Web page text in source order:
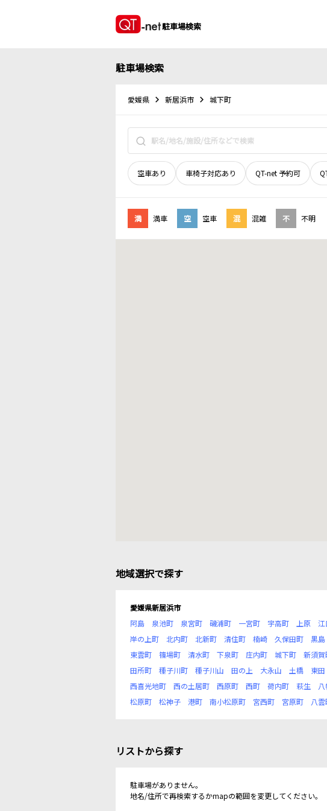
駐車場検索
駐車場検索
愛媛県 新居浜市 城下町
空車あり 車椅子対応あり QT-net 予約可
満 満車 空 空車 混 混雑 不 不明
地域選択で探す
愛媛県新居浜市
阿島
泉池町 泉宮町 磯浦町 一宮町 宇高町 上原 江
岸の上町
北内町 北新町 清住町 楠崎 久保田町 黒島
東雲町
篠場町 清水町 下泉町 庄内町 城下町 新須賀
田所町
種子川町 種子川山 田の上 大永山 土橋 東田
西喜光地町
西の土居町 西原町 西町 荷内町 萩生
松原町
松神子 港町 南小松原町 宮西町 宮原町 八
リストから探す
駐車場がありません。
地名/住所で再検索するかmapの範囲を変更してください。